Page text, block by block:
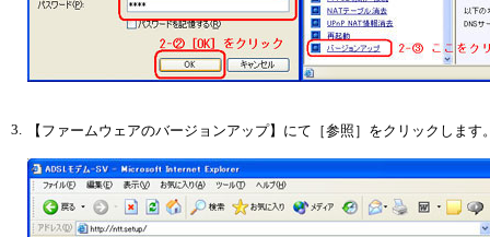
3. 【ファームウェアのバージョンアップ】にて［参照］をクリックします